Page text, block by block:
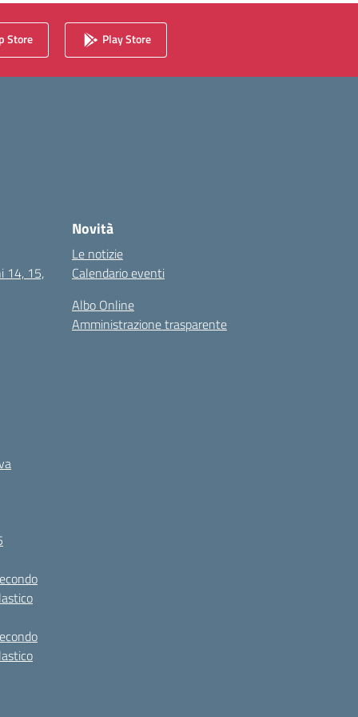
Store Play Store
14, 15,
Novità
Le notizie
Calendario eventi
Albo Online
Amministrazione trasparente